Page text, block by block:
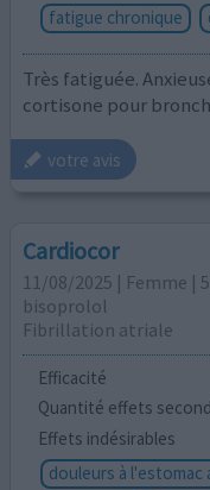
fatigue chronique
Très fatiguée.
cortisone pour
votre avis
Cardiocor
11/08/2025 | Femme |
bisoprolol
Fibrillation atriale
Efficacité
Quantité effets
Effets indésirables
douleurs à l'estomac